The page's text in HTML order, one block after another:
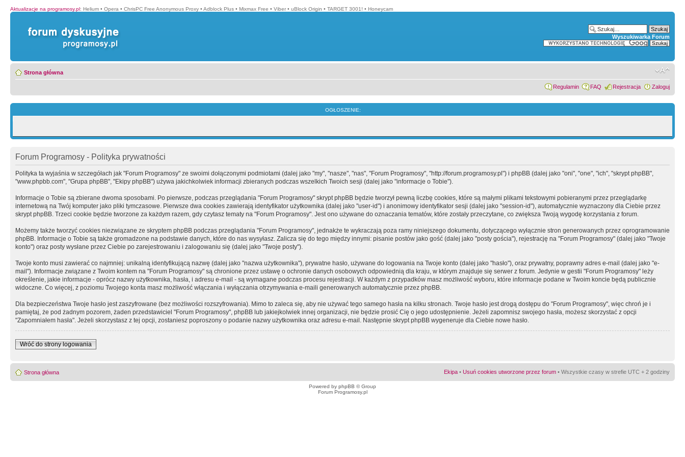
Aktualizacje na programosy.pl: Helium • Opera • ChrisPC Free Anonymous Proxy • Adblock Plus • Mixmax Free • Viber • uBlock Origin • TARGET 3001! • Honeycam
Wyszukiwarka Forum
Strona główna
Regulamin FAQ Rejestracja Zaloguj
OGŁOSZENIE:
Forum Programosy - Polityka prywatności
Polityka ta wyjaśnia w szczegółach jak "Forum Programosy" ze swoimi dołączonymi podmiotami (dalej jako "my", "nasze", "nas", "Forum Programosy", "http://forum.programosy.pl") i phpBB (dalej jako "oni", "one", "ich", "skrypt phpBB",
"www.phpbb.com", "Grupa phpBB", "Ekipy phpBB") używa jakichkolwiek informacji zbieranych podczas wszelkich Twoich sesji (dalej jako "informacje o Tobie").
Informacje o Tobie są zbierane dwoma sposobami. Po pierwsze, podczas przeglądania "Forum Programosy" skrypt phpBB będzie tworzył pewną liczbę cookies, które są małymi plikami tekstowymi pobieranymi przez przeglądarkę
internetową na Twój komputer jako pliki tymczasowe. Pierwsze dwa cookies zawierają identyfikator użytkownika (dalej jako "user-id") i anonimowy identyfikator sesji (dalej jako "session-id"), automatycznie wyznaczony dla Ciebie przez
skrypt phpBB. Trzeci cookie będzie tworzone za każdym razem, gdy czytasz tematy na "Forum Programosy". Jest ono używane do oznaczania tematów, które zostały przeczytane, co zwiększa Twoją wygodę korzystania z forum.
Możemy także tworzyć cookies niezwiązane ze skryptem phpBB podczas przeglądania "Forum Programosy", jednakże te wykraczają poza ramy niniejszego dokumentu, dotyczącego wyłącznie stron generowanych przez oprogramowanie
phpBB. Informacje o Tobie są także gromadzone na podstawie danych, które do nas wysyłasz. Zalicza się do tego między innymi: pisanie postów jako gość (dalej jako "posty gościa"), rejestrację na "Forum Programosy" (dalej jako "Twoje
konto") oraz posty wysłane przez Ciebie po zarejestrowaniu i zalogowaniu się (dalej jako "Twoje posty").
Twoje konto musi zawierać co najmniej: unikalną identyfikującą nazwę (dalej jako "nazwa użytkownika"), prywatne hasło, używane do logowania na Twoje konto (dalej jako "hasło"), oraz prywatny, poprawny adres e-mail (dalej jako "e-
mail"). Informacje związane z Twoim kontem na "Forum Programosy" są chronione przez ustawę o ochronie danych osobowych odpowiednią dla kraju, w którym znajduje się serwer z forum. Jedynie w gestii "Forum Programosy" leży
określenie, jakie informacje - oprócz nazwy użytkownika, hasła, i adresu e-mail - są wymagane podczas procesu rejestracji. W każdym z przypadków masz możliwość wyboru, które informacje podane w Twoim koncie będą publicznie
widoczne. Co więcej, z poziomu Twojego konta masz możliwość włączania i wyłączania otrzymywania e-maili generowanych automatycznie przez phpBB.
Dla bezpieczeństwa Twoje hasło jest zaszyfrowane (bez możliwości rozszyfrowania). Mimo to zaleca się, aby nie używać tego samego hasła na kilku stronach. Twoje hasło jest drogą dostępu do "Forum Programosy", więc chroń je i
pamiętaj, że pod żadnym pozorem, żaden przedstawiciel "Forum Programosy", phpBB lub jakiejkolwiek innej organizacji, nie będzie prosić Cię o jego udostępnienie. Jeżeli zapomnisz swojego hasła, możesz skorzystać z opcji
"Zapomniałem hasła". Jeżeli skorzystasz z tej opcji, zostaniesz poproszony o podanie nazwy użytkownika oraz adresu e-mail. Następnie skrypt phpBB wygeneruje dla Ciebie nowe hasło.
Wróć do strony logowania
Strona główna Ekipa • Usuń cookies utworzone przez forum • Wszystkie czasy w strefie UTC + 2 godziny
Powered by phpBB © Group
Forum Programosy.pl